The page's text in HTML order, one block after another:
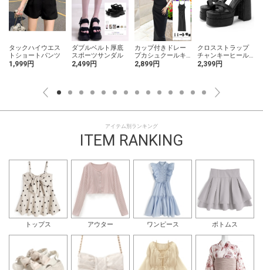
タックハイウエス
トショートパンツ
1,999円
ダブルベルト厚底
スポーツサンダル
2,499円
カップ付きドレー
プカシュクールキ
ャミソールワンピ
2,899円
クロスストラップ
チャンキーヒール
厚底サンダル
2,399円
アイテム別ランキング
ITEM RANKING
トップス アウター ワンピース ボトムス